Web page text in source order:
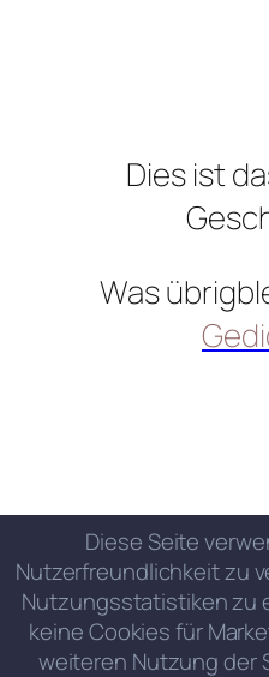
Dies ist
Was
Diese Seite
Nutzerfreundlichkeit zu
Nutzungsstatistiken zu
keine Cookies für
weiteren Nutzung der